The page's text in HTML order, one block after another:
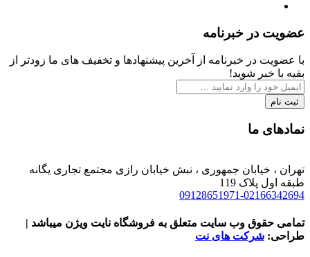
عضویت در خبرنامه
با عضویت در خبرنامه از آخرین پیشنهادها و تخفیف های ما زودتر از
بقیه با خبر شوید!
ثبت نام
نمادهای ما
تهران ، خیابان جمهوری ، نبش خیابان رازی مجتمع تجاری یگانه
طبقه اول پلاک 119
09128651971-02166342694
تمامی حقوق وب سایت متعلق به فروشگاه نایت ویژن میباشد |
طراحی: شرکت های نت